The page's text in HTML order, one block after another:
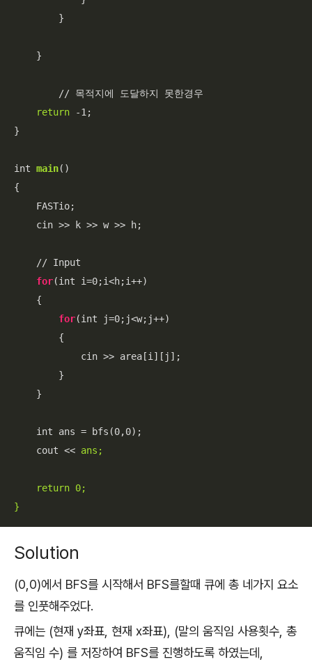
        }
    }
return -1;
}
int main()
{
    FASTio;
    cin >> k >> w >> h;
    // Input
for(int i=0;i<h;i++)
    {
for(int j=0;j<w;j++)
        {
            cin >> area[i][j];
        }
    }
    int ans = bfs(0,0);
    cout <<
ans;
    return 0;
}
Solution
(0,0)에서 BFS를 시작해서 BFS를할때 큐에 총 네가지 요소
를 인풋해주었다.
큐에는 (현재 y좌표, 현재 x좌표), (말의 움직임 사용횟수, 총
움직임 수) 를 저장하여 BFS를 진행하도록 하였는데,